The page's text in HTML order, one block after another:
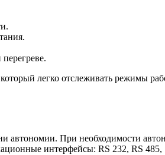
легко отслеживать режимы
При необходимости
интерфейсы: RS 232, RS